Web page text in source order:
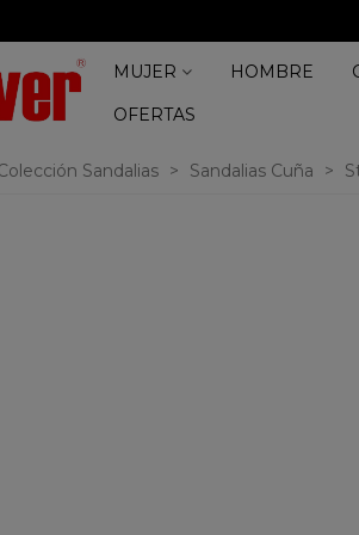
MUJER HOMBRE
OFERTAS
Sandalias > Sandalias Cuña >